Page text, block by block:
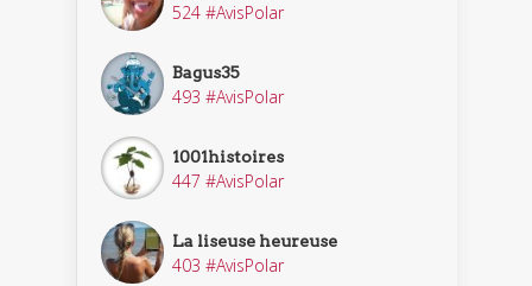
524 #AvisPolar
Bagus35
493 #AvisPolar
1001histoires
447 #AvisPolar
La liseuse heureuse
403 #AvisPolar